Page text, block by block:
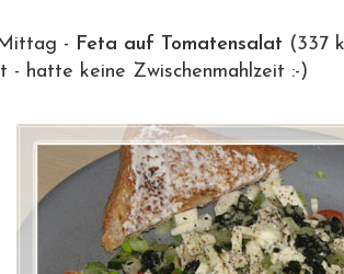
- Feta auf Tomatensalat (337
- hatte keine Zwischenmahlzeit :-)